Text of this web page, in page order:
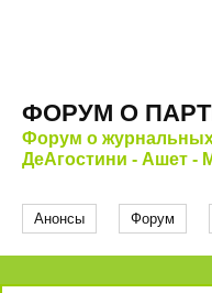
ФОРУМ О
Форум о
ДеАгостини - Ашет -
Анонсы Форум